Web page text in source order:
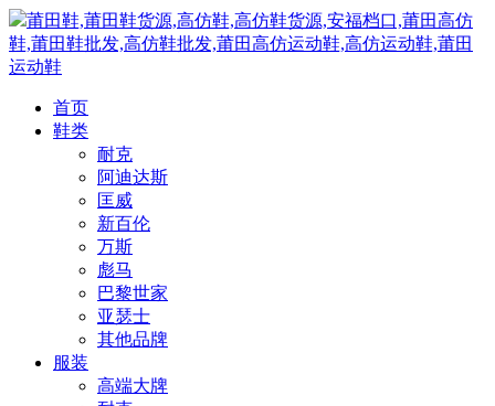
莆田鞋,莆田鞋货源,高仿鞋,高仿鞋货源,安福档口,莆田高仿
鞋,莆田鞋批发,高仿鞋批发,莆田高仿运动鞋,高仿运动鞋,莆田
运动鞋
首页
鞋类
耐克
阿迪达斯
匡威
新百伦
万斯
彪马
巴黎世家
亚瑟士
其他品牌
服装
高端大牌